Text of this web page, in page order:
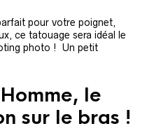
pour votre poignet,
ce tatouage sera idéal le
photo ! Un petit
le
sur le bras !